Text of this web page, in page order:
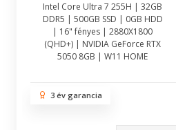
Intel Core Ultra 7 255H | 32GB
DDR5 | 500GB SSD | 0GB HDD
| 16" fényes | 2880X1800
(QHD+) | NVIDIA GeForce RTX
5050 8GB | W11 HOME
3 év garancia